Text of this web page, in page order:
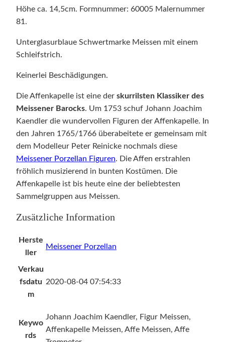
Höhe ca. 14,5cm. Formnummer: 60005 Malernummer
81.
Unterglasurblaue Schwertmarke Meissen mit einem
Schleifstrich.
Keinerlei Beschädigungen.
Die Affenkapelle ist eine der skurrilsten Klassiker des
Meissener Barocks. Um 1753 schuf Johann Joachim
Kaendler die wundervollen Figuren der Affenkapelle. In
den Jahren 1765/1766 überabeitete er gemeinsam mit
dem Modelleur Peter Reinicke nochmals diese
Meissener Porzellan Figuren. Die Affen erstrahlen
fröhlich musizierend in bunten Kostümen. Die
Affenkapelle ist bis heute eine der beliebtesten
Sammelgruppen aus Meissen.
Zusätzliche Information
Herste
ller
Meissener Porzellan
Verkau
fsdatu
m
2020-08-04 07:54:33
Keywo
rds
Johann Joachim Kaendler, Figur Meissen,
Affenkapelle Meissen, Affe Meissen, Affe